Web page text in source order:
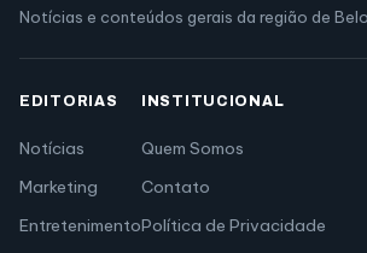
Notícias e conteúdos gerais da região de
EDITORIAS
Notícias
Marketing
Entretenimento
INSTITUCIONAL
Quem Somos
Contato
Política de Privacidade